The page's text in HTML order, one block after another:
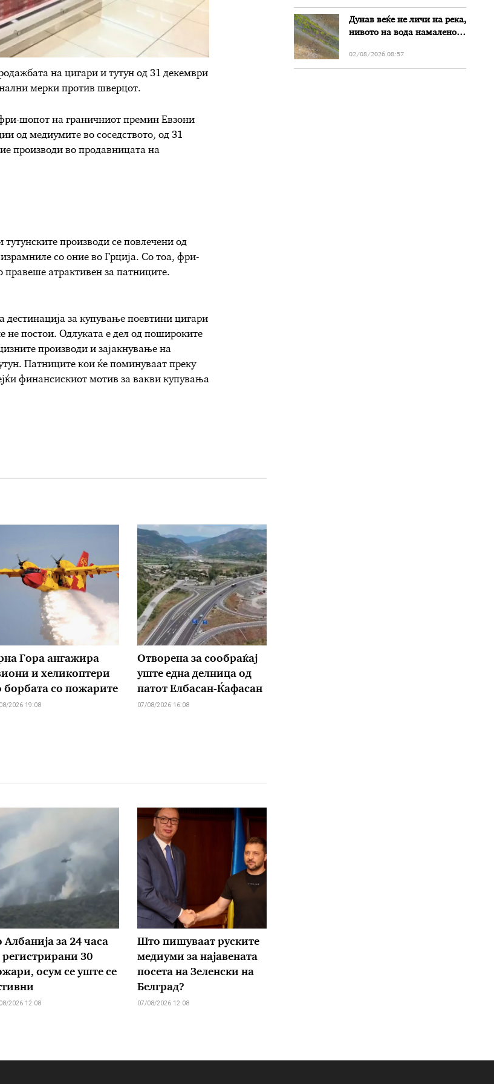
на цигари и тутун од 31 декември
мерки против шверцот.
шопот на граничниот премин Евзони
од медиумите во соседството, од 31
производи во продавницата на
производи се повлечени од
со оние во Грција. Со тоа, фри-
правеше атрактивен за патниците.
за купување поевтини цигари
не постои. Одлуката е дел од пошироките
производи и зајакнување на
Патниците кои ќе поминуваат преку
финансискиот мотив за вакви купувања
Гора ангажира
и хеликоптери
борбата со пожарите
2026 19:08
Отворена за сообраќај
уште една делница од
патот Елбасан-Ќафасан
07/08/2026 16:08
Албанија за 24 часа
регистрирани 30
осум се уште се
2026 12:08
Што пишуваат руските
медиуми за најавената
посета на Зеленски на
Белград?
07/08/2026 12:08
Дунав веќе не личи на река,
нивото на вода намалено
Бугарија
02/08/2026 08:57